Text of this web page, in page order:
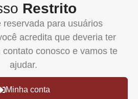
Restrito
reservada para usuários
acredita que deveria ter
conosco e vamos te
ajudar.
Minha conta